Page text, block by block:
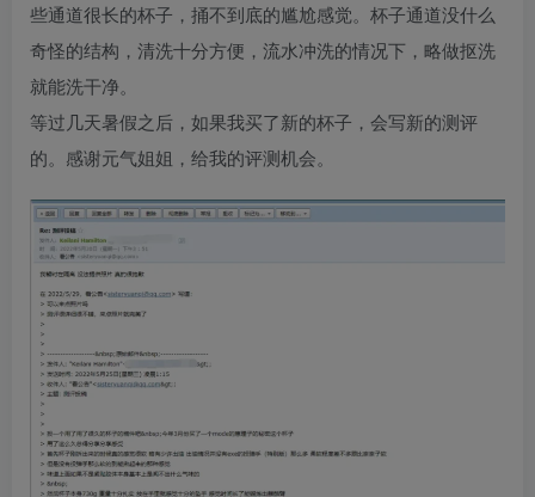
些通道很长的杯子，捅不到底的尴尬感觉。杯子通道没什么
奇怪的结构，清洗十分方便，流水冲洗的情况下，略做抠洗
就能洗干净。
等过几天暑假之后，如果我买了新的杯子，会写新的测评
的。感谢元气姐姐，给我的评测机会。